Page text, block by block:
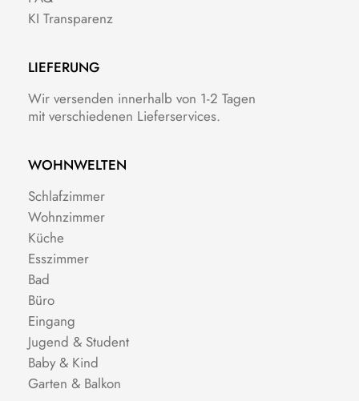
KI Transparenz
LIEFERUNG
Wir versenden innerhalb von 1-2 Tagen
mit verschiedenen Lieferservices.
WOHNWELTEN
Schlafzimmer
Wohnzimmer
Küche
Esszimmer
Bad
Büro
Eingang
Jugend & Student
Baby & Kind
Garten & Balkon